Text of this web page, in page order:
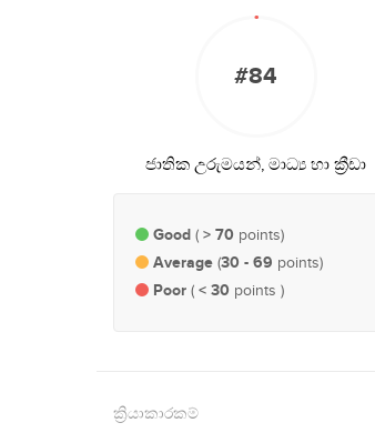
#84
ජාතික උරුමයන්, මාධ්‍ය හා ක්‍රීඩා
Good ( > 70 points)
Average (30 - 69 points)
Poor ( < 30 points )
ක්‍රියාකාරකම්